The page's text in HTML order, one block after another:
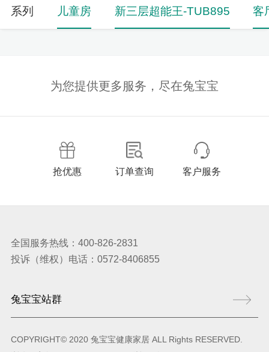
系列 儿童房 新三层超能王-TUB895 客
为您提供更多服务，尽在兔宝宝
抢优惠 订单查询 客户服务
全国服务热线：400-826-2831
投诉（维权）电话：0572-8406855
COPYRIGHT© 2020 兔宝宝健康家居 ALL Rights RESERVED.